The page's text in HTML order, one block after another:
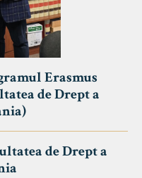
Erasmus
de Drept a
de Drept a